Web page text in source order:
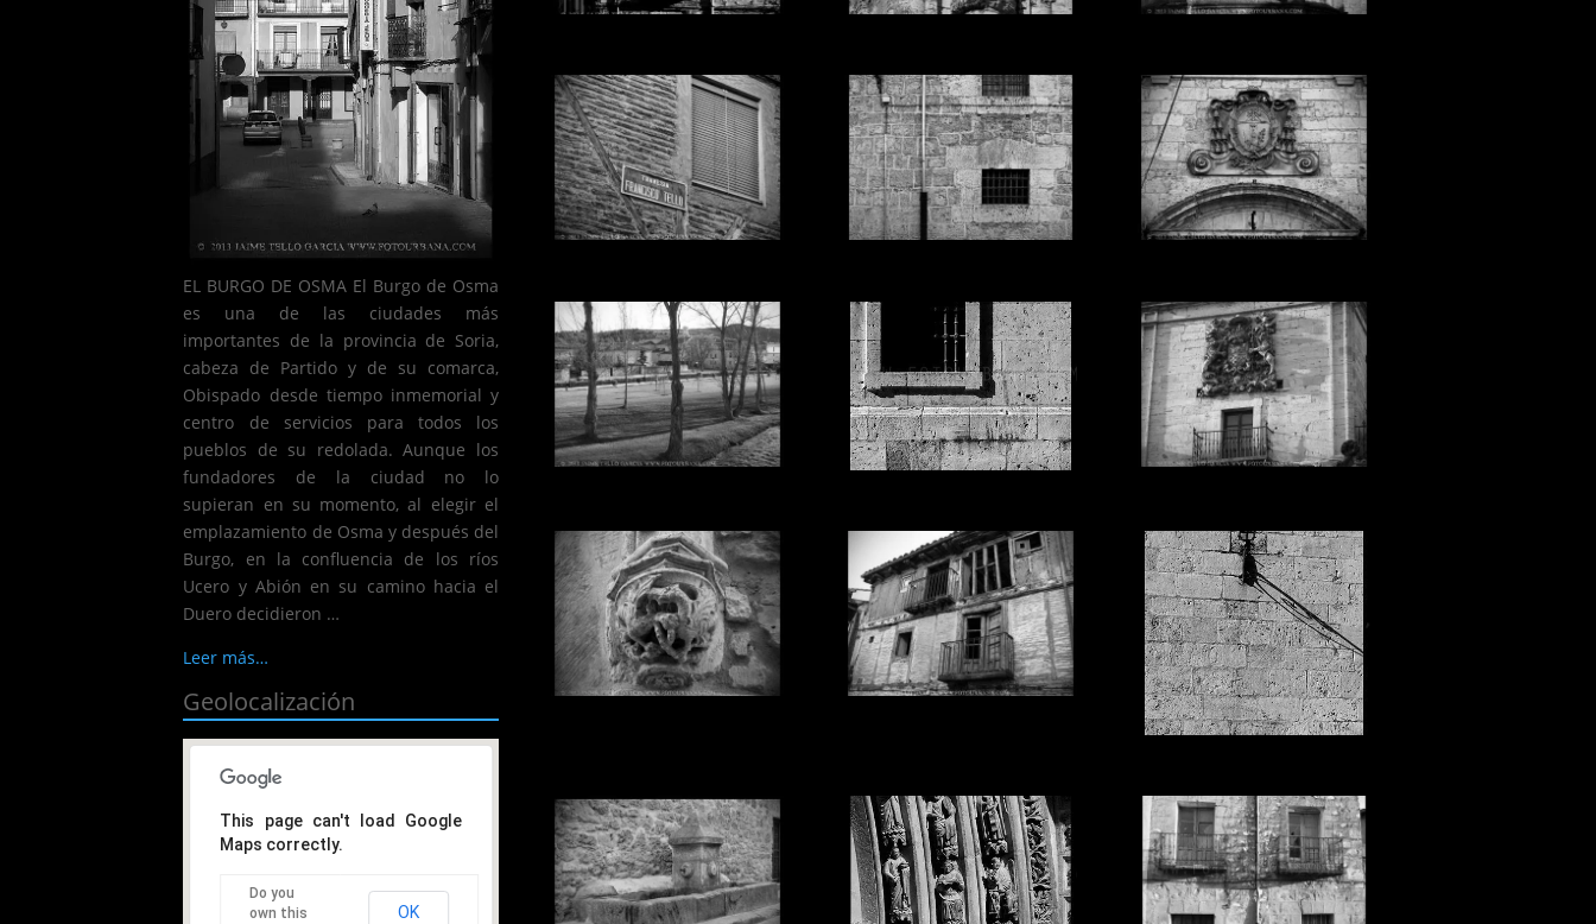
EL BURGO DE OSMA El Burgo de Osma
es una de las ciudades más
importantes de la provincia de Soria,
cabeza de Partido y de su comarca,
Obispado desde tiempo inmemorial y
centro de servicios para todos los
pueblos de su redolada. Aunque los
fundadores de la ciudad no lo
supieran en su momento, al elegir el
emplazamiento de Osma y después del
Burgo, en la confluencia de los ríos
Ucero y Abión en su camino hacia el
Duero decidieron …
Leer más…
Geolocalización
This page can't load Google
Maps correctly.
Do you
own this
OK